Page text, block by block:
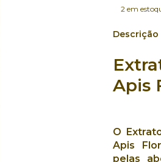
2em
Descrição
Apis
O
Apis
pelas